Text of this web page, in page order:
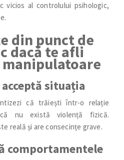
vicios al controlului psihologic,
din punct de
dacă te afli
situația
că trăiești într-o relație
nu există violență fizică.
reală și are consecințe grave.
comportamentele